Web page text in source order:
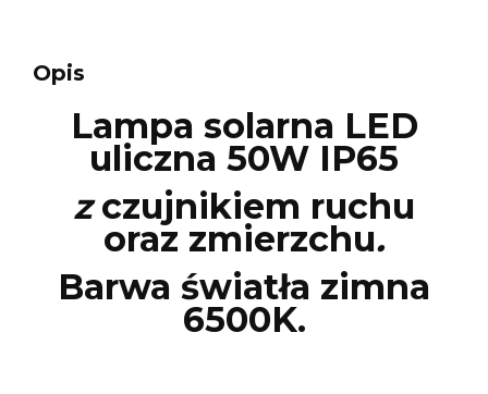
Opis
Lampa solarna LED
uliczna 50W IP65
zczujnikiem ruchu
oraz zmierzchu.
Barwa światła zimna
6500K.